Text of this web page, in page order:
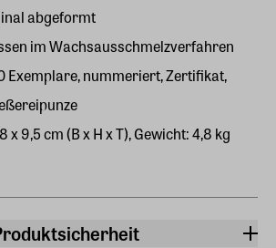
abgeformt
im Wachsausschmelzverfahren
Exemplare, nummeriert, Zertifikat,
x 9,5 cm (B x H x T), Gewicht: 4,8 kg